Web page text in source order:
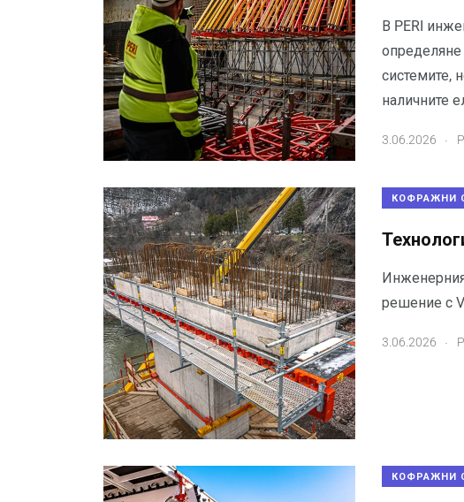
В PERI
системите,
наличните
3.06.2026
КОФРАЖНИ
решение с
3.06.2026
КОФРАЖНИ